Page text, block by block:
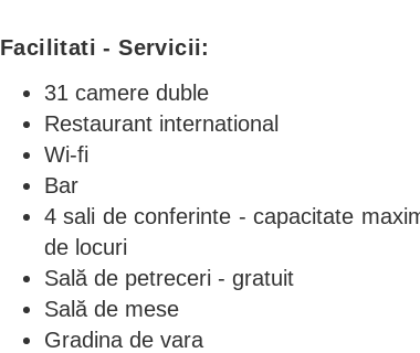
Facilitati - Servicii:
31 camere duble
Restaurant international
Wi-fi
Bar
4 sali de conferinte - capacitate
de locuri
Sală de petreceri - gratuit
Sală de mese
Gradina de vara